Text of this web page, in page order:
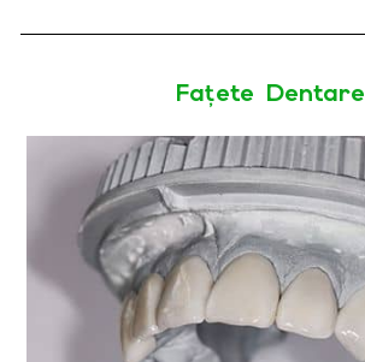
mai multe tipuri și forme, cel mai
implantul dentar endo-
Fațete Dentare